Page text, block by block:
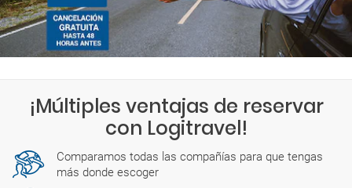
¡Múltiples ventajas de reservar
con Logitravel!
Comparamos todas las compañías para que tengas
más donde escoger